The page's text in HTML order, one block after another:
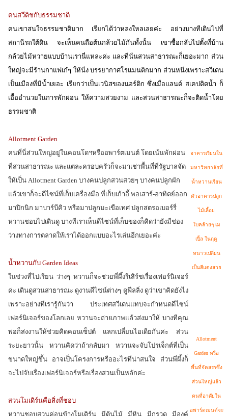
คนสวีดิชกับธรรมชาติ
คนเขาสนใจธรรมชาติมาก เรียกได้ว่าหลงใหลเลยค่ะ อย่างบางทีเดินไปที่
สถานีรถใต้ดิน จะเห็นคนถือต้นกล้วยไม้กันทั้งนั้น เขาซื้อกลับไปตั้งที่บ้าน
กล้วยไม้หวายแบบบ้านเรานี่แหละค่ะ และที่นั่นสวนสาธารณะก็เยอะมาก ส่วน
ใหญ่จะมีร้านกาแฟเก๋ๆ ให้นั่ง บรรยากาศโรแมนติกมาก ส่วนหนึ่งเพราะสวีเดน
เป็นเมืองที่มีน้ำเยอะ เรียกว่าเป็นเวนิสของนอร์ดิก ซึ่งเมื่อแลนด์ สเคปติดน้ำ ก็
เอื้ออำนวยในการพักผ่อน ให้ความสวยงาม และสวนสาธารณะก็จะติดน้ำโดย
ธรรมชาติ
Allotment Garden
คนที่นี่ส่วนใหญ่อยู่ในคอนโดฯหรืออพาร์ตเมนต์ โดยเน้นพักผ่อน
ที่สวนสาธารณะ และแต่ละครอบครัวก็จะมาเช่าพื้นที่ที่รัฐบาลจัด
ให้เป็น Allotment Garden บางคนปลูกสวนสวยๆ บางคนปลูกผัก
แล้วเขาก็จะดีไซน์ที่เก็บเครื่องมือ ที่เก็บเก้าอี้ พอเสาร์-อาทิตย์ออก
มาปิกนิก มาบาร์บีคิว หรือมาปลูกมะเขือเทศ ปลูกสตรอเบอร์รี่
หวานชอบไปเดินดู บางทีเราเห็นดีไซน์ที่เก็บของก็คิดว่ายังมีช่อง
ว่างทางการตลาดให้เราได้ออกแบบอะไรเล่นอีกเยอะค่ะ
น้ำหวานกับ Garden Ideas
ในช่วงที่ไปเรียน ว่างๆ หวานก็จะช่วยพี่ผึ้งรีเสิร์ชเรื่องเฟอร์นิเจอร์
ค่ะ เดินดูสวนสาธารณะ ดูงานดีไซน์ต่างๆ ดูฟีลลิ่ง ดูว่าเขาคิดยังไง
เพราะอย่างที่เรารู้กันว่า ประเทศสวีเดนแทบจะกำหนดดีไซน์
เฟอร์นิเจอร์ของโลกเลย หวานจะถ่ายภาพแล้วส่งมาให้ บางทีคุณ
พ่อก็ส่งงานให้ช่วยคิดคอนเซ็ปต์ แลกเปลี่ยนไอเดียกันค่ะ ส่วน
ระยะยาวนั้น หวานคิดว่าถ้ากลับมา หวานจะจับโปรเจ็กต์ที่เป็น
ขนาดใหญ่ขึ้น อาจเป็นโครงการหรืออะไรที่น่าสนใจ ส่วนพี่ผึ้งก็
จะไปจับเรื่องเฟอร์นิเจอร์หรือเรื่องสวนเป็นหลักค่ะ
สวนโมเดิร์นคือสิ่งที่ชอบ
หวานชอบสวนค่อนข้างโมเดิร์น มีต้นไม้ มีหิน มีกรวด มีองค์
อาคารเรียนใน
มหาวิทยาลัยที่
น้ำหวานเรียน
ตัวอาคารปลูก
ไม้เลื้อย
ใบคล้ายๆ เม
เปิ้ลในฤดู
หนาวเปลี่ยน
เป็นสีแดงสวย
Allotment
Garden หรือ
พื้นที่จัดสรรซึ่ง
ส่วนใหญ่แล้ว
คนที่อาศัยใน
อพาร์ตเมนต์จะ